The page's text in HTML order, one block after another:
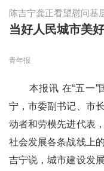
陈吉宁龚正看望慰问基
当好人民城市美
青年报
本报讯 在“五一”
宁，市委副书记、市
动者和劳模先进代表
社会发展各条战线上
吉宁说，城市建设发